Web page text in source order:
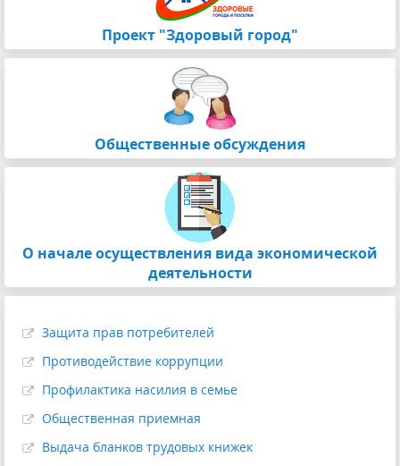
Проект "Здоровый город"
Общественные обсуждения
О начале осуществления вида экономической
деятельности
Защита прав потребителей
Противодействие коррупции
Профилактика насилия в семье
Общественная приемная
Выдача бланков трудовых книжек